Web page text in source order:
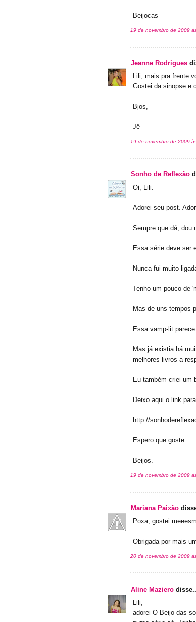
Beijocas
19 de novembro de 2009
Jeanne Rodrigues
Lili, mais pra frente
Gostei da sinopse e
Bjos,
Jê
19 de novembro de 2009
Sonho de Reflexão
Oi, Lili.
Adorei seu post.
Sempre que dá, dou
Essa série deve ser
Nunca fui muito
Tenho um pouco de
Mas de uns tempos
Essa vamp-lit
Mas já existia há
melhores livros a
Eu também criei um
Deixo aqui o link
http://
Espero que goste.
Beijos.
19 de novembro de 2009
Mariana Paixão
Poxa, gostei
Obrigada por mais
20 de novembro de 2009
Aline Maziero
Lili,
adorei O Beijo das